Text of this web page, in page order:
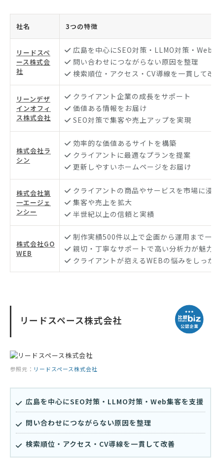
社名 3つの特徴
リードスペ
ース株式会
社
広島を中心にSEO対策・LLMO対策・Web
問い合わせにつながらない原因を整理
検索順位・アクセス・CV導線を一貫して改
リーンデザ
インオフィ
ス株式会社
クライアント企業の成長をサポート
価値ある情報をお届け
SEO対策で集客や売上アップを実現
株式会社ラ
シン
効率的な価値あるサイトを構築
クライアントに最適なプランを提案
更新しやすいホームページをお届け
株式会社第
一エージェ
ンシー
クライアントの商品やサービスを市場に浸透
集客や売上を拡大
半世紀以上の信頼と実績
株式会社GO
WEB
制作実績500件以上で企画から運用まで一
親切・丁寧なサポートで高い分析力が魅力
クライアントが抱えるWEBの悩みをしっか
リードスペース株式会社
参照元： リードスペース株式会社
広島を中心にSEO対策・LLMO対策・Web集客を支援
問い合わせにつながらない原因を整理
検索順位・アクセス・CV導線を一貫して改善